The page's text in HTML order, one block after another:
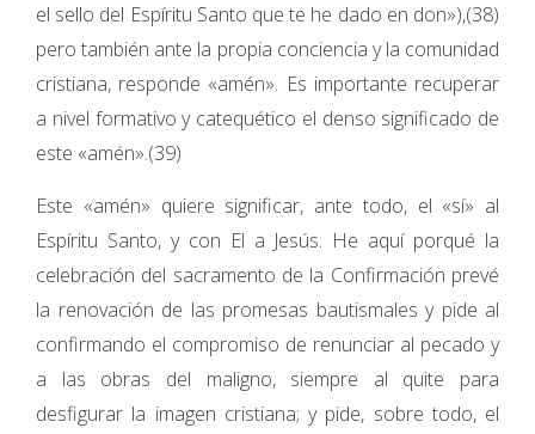
el sello del Espíritu Santo que te he dado en don»),(38)
pero también ante la propia conciencia y la comunidad
cristiana, responde «amén». Es importante recuperar
a nivel formativo y catequético el denso significado de
este «amén».(39)
Este «amén» quiere significar, ante todo, el «sí» al
Espíritu Santo, y con El a Jesús. He aquí porqué la
celebración del sacramento de la Confirmación prevé
la renovación de las promesas bautismales y pide al
confirmando el compromiso de renunciar al pecado y
a las obras del maligno, siempre al quite para
desfigurar la imagen cristiana; y pide, sobre todo, el